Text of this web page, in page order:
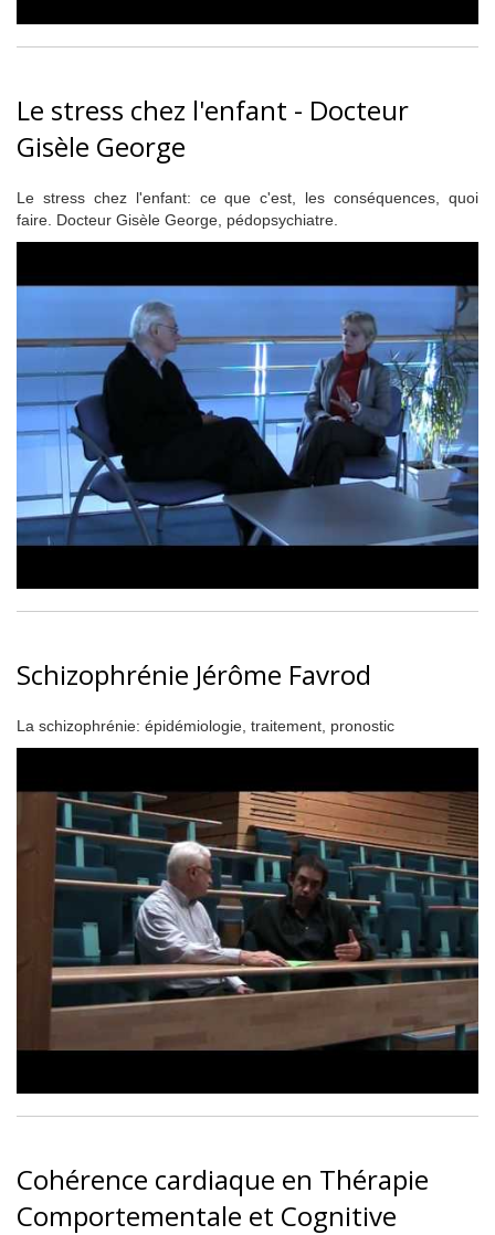
Le stress chez l'enfant - Docteur
Gisèle George
Le stress chez l'enfant: ce que c'est, les conséquences, quoi
faire. Docteur Gisèle George, pédopsychiatre.
Schizophrénie Jérôme Favrod
La schizophrénie: épidémiologie, traitement, pronostic
Cohérence cardiaque en Thérapie
Comportementale et Cognitive